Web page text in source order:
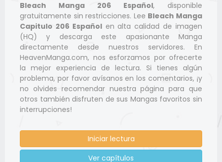
Bleach Manga 206 Español, disponible
gratuitamente sin restricciones. Lee Bleach Manga
Capitulo 206 Españolen alta calidad de imagen
(HQ) y descarga este apasionante Manga
directamente desde nuestros servidores. En
HeavenManga.com, nos esforzamos por ofrecerte
la mejor experiencia de lectura. Si tienes algún
problema, por favor avísanos en los comentarios, ¡y
no olvides recomendar nuestra página para que
otros también disfruten de sus Mangas favoritos sin
interrupciones!
Iniciar lectura
Ver capítulos